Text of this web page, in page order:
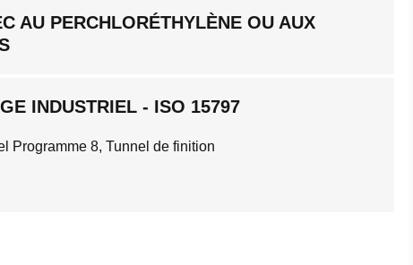
AU PERCHLORÉTHYLÈNE OU AUX
INDUSTRIEL - ISO 15797
Programme 8, Tunnel de finition